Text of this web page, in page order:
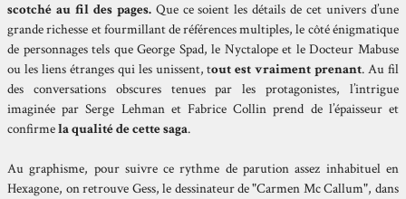
scotché au fil des pages.Que ce soient les détails de cet univers d’une
grande richesse et fourmillant de références multiples, le côté énigmatique
de personnages tels que George Spad, le Nyctalope et le Docteur Mabuse
ou les liens étranges qui les unissent, tout est vraiment prenant. Au fil
des conversations obscures tenues par les protagonistes, l’intrigue
imaginée par Serge Lehman et Fabrice Collin prend de l’épaisseur et
confirmela qualité de cette saga.
Au graphisme, pour suivre ce rythme de parution assez inhabituel en
Hexagone, on retrouve Gess, le dessinateur de "Carmen Mc Callum", dans